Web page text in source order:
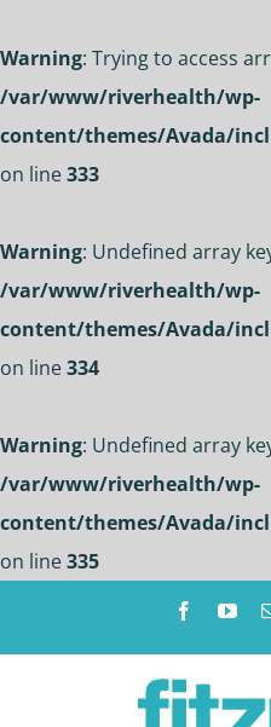
Warning: Trying to access
/var/www/riverhealth/wp-
content/themes/Avada/
on line333
Warning: Undefined array
/var/www/riverhealth/wp-
content/themes/Avada/
on line334
Warning: Undefined array
/var/www/riverhealth/wp-
content/themes/Avada/
on line335
Facebook